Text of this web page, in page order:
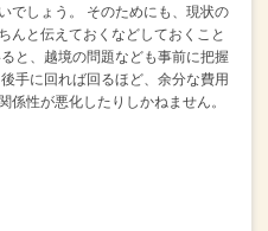
でしょう。
そのためにも、現状の
んと伝えておくなどしておくこと
と、越境の問題なども事前に把握
後手に回れば回るほど、余分な費用
係性が悪化したりしかねません。